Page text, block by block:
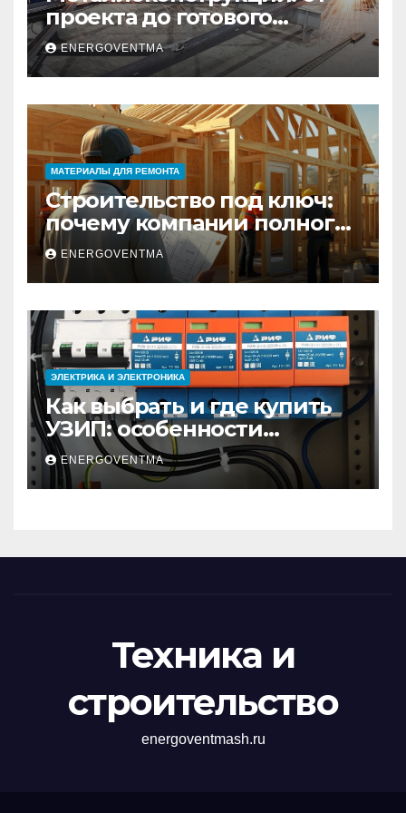
проекта до готового
изделия – полный
практический гид
ENERGOVENTMA
МАТЕРИАЛЫ ДЛЯ РЕМОНТА
Строительство под ключ:
почему компании полного
цикла меняют рынок
недвижимости
ENERGOVENTMA
ЭЛЕКТРИКА И ЭЛЕКТРОНИКА
Как выбрать и где купить
УЗИП: особенности
устройств защиты от
импульсных
перенапряжений
ENERGOVENTMA
Техника и
строительство
energoventmash.ru